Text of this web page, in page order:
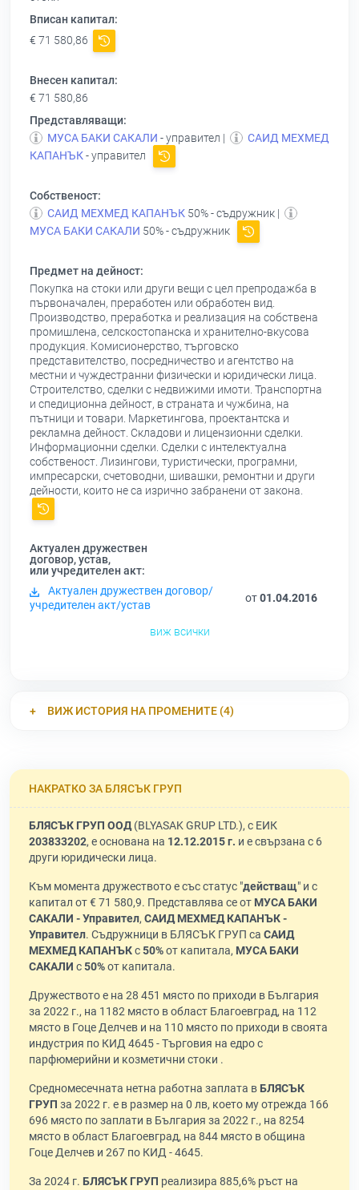
Вписан капитал:
€ 71 580,86
Внесен капитал:
€ 71 580,86
Представляващи:
МУСА БАКИ САКАЛИ - управител |
САИД МЕХМЕД
КАПАНЪК- управител
Собственост:
САИД МЕХМЕД КАПАНЪК 50% - съдружник |
МУСА БАКИ САКАЛИ 50% - съдружник
Предмет на дейност:
Покупка на стоки или други вещи с цел препродажба в
първоначален, преработен или обработен вид.
Производство, преработка и реализация на собствена
промишлена, селскостопанска и хранително-вкусова
продукция. Комисионерство, търговско
представителство, посредничество и агентство на
местни и чуждестранни физически и юридически лица.
Строителство, сделки с недвижими имоти. Транспортна
и спедиционна дейност, в страната и чужбина, на
пътници и товари. Маркетингова, проектантска и
рекламна дейност. Складови и лицензионни сделки.
Информационни сделки. Сделки с интелектуална
собственост. Лизингови, туристически, програмни,
импресарски, счетоводни, шивашки, ремонтни и други
дейности, които не са изрично забранени от закона.
Актуален дружествен
договор, устав,
или учредителен акт:
Актуален дружествен договор/
учредителен акт/устав
от01.04.2016
виж всички
ВИЖ ИСТОРИЯ НА ПРОМЕНИТЕ (4)
НАКРАТКО ЗА БЛЯСЪК ГРУП
БЛЯСЪК ГРУП ООД(BLYASAK GRUP LTD.), с ЕИК
203833202, е основана на 12.12.2015 г. и е свързана с 6
други юридически лица.
Към момента дружеството е със статус "действащ" и с
капитал от € 71 580,9. Представлява се от МУСА БАКИ
САКАЛИ - Управител, САИД МЕХМЕД КАПАНЪК -
Управител. Съдружници в БЛЯСЪК ГРУП са САИД
МЕХМЕД КАПАНЪКс50%от капитала, МУСА БАКИ
САКАЛИ с50%от капитала.
Дружеството е на 28 451 място по приходи в България
за 2022 г., на 1182 място в област Благоевград, на 112
място в Гоце Делчев и на 110 място по приходи в своята
индустрия по КИД 4645 - Търговия на едро с
парфюмерийни и козметични стоки .
Средномесечната нетна работна заплата вБЛЯСЪК
ГРУП за 2022 г. е в размер на 0 лв, което му отрежда 166
696 място по заплати в България за 2022 г., на 8254
място в област Благоевград, на 844 място в община
Гоце Делчев и 267 по КИД - 4645.
За 2024 г. БЛЯСЪК ГРУП реализира 885,6% ръст на